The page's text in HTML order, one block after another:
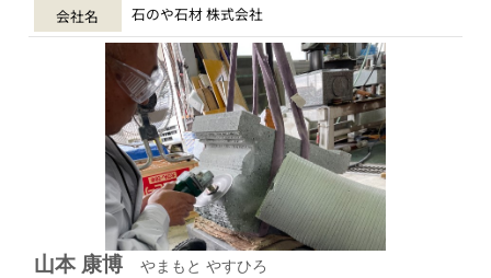
会社名
石のや石材 株式会社
山本 康博 やまもと やすひろ